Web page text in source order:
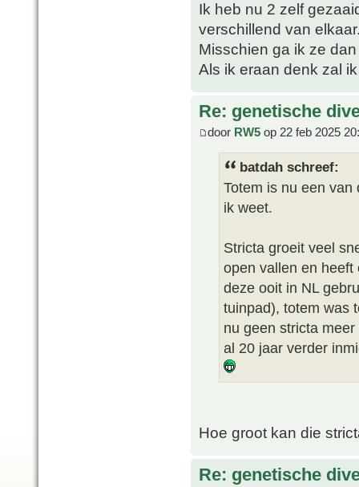
Ik heb nu 2 zelf
verschillend van
Misschien ga ik ze
Als ik eraan denk zal
Re: genetische
door RW5 op 22 feb 2025
batdah schreef:
Totem is nu een
ik weet.
Stricta groeit veel
open vallen en
deze ooit in NL
tuinpad), totem was
nu geen stricta
al 20 jaar verder
Hoe groot kan die
Re: genetische